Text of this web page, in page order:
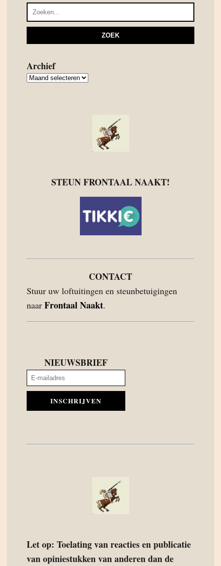
Archief
Archief
STEUN FRONTAAL NAAKT!
CONTACT
Stuur uw loftuitingen en steunbetuigingen
naar Frontaal Naakt.
NIEUWSBRIEF
INSCHRIJVEN
Let op: Toelating van reacties en publicatie
van opiniestukken van anderen dan de